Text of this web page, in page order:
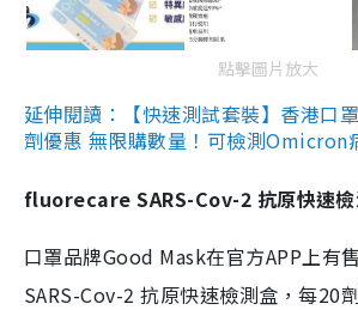
點擊圖片放大
延伸閱讀：【快速測試套裝】香港口
劑優惠 無限購數量！可檢測Omicron
fluorecare SARS-Cov-2 抗原快速檢
口罩品牌Good Mask在官方APP上有
SARS-Cov-2 抗原快速檢測盒，每20